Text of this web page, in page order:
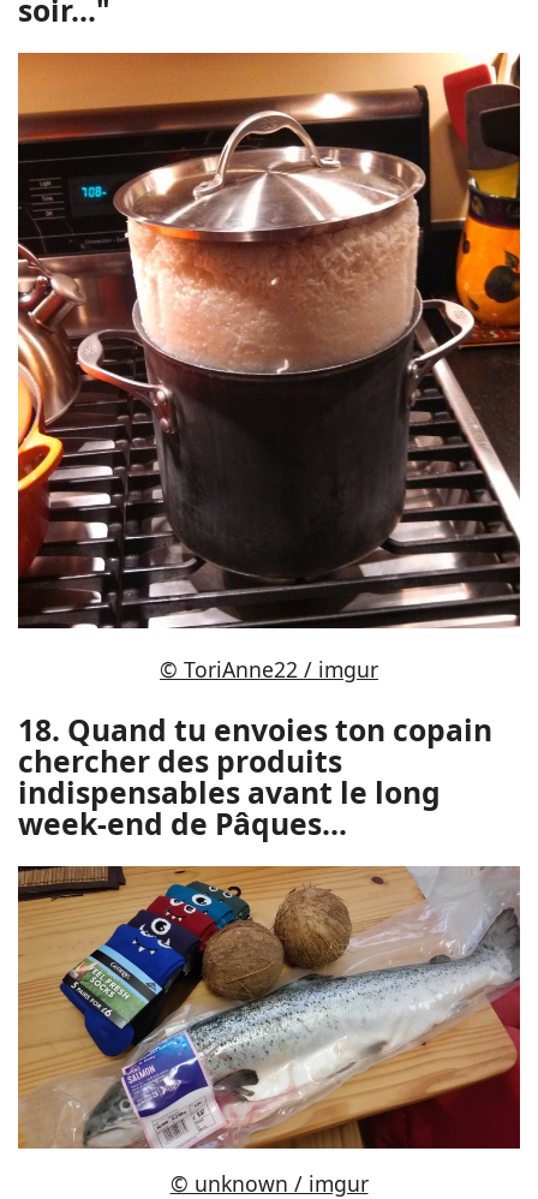
soir..."
© ToriAnne22 / imgur
18. Quand tu envoies ton copain
chercher des produits
indispensables avant le long
week-end de Pâques...
© unknown / imgur